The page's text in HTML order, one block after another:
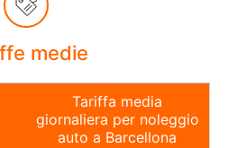
medie
Tariffa media
giornaliera per noleggio
auto a Barcellona